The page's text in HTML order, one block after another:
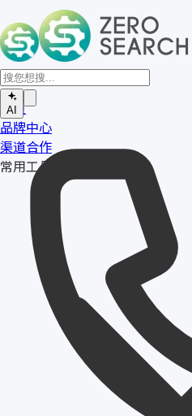
AI
首页
品牌中心
渠道合作
常用工具